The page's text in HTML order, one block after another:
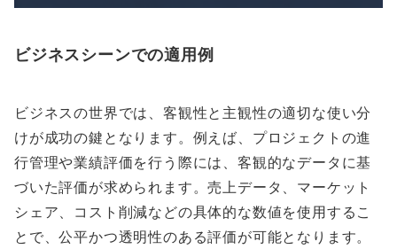
ビジネスシーンでの適用例
ビジネスの世界では、客観性と主観性の適切な使い分
けが成功の鍵となります。例えば、プロジェクトの進
行管理や業績評価を行う際には、客観的なデータに基
づいた評価が求められます。売上データ、マーケット
シェア、コスト削減などの具体的な数値を使用するこ
とで、公平かつ透明性のある評価が可能となります。